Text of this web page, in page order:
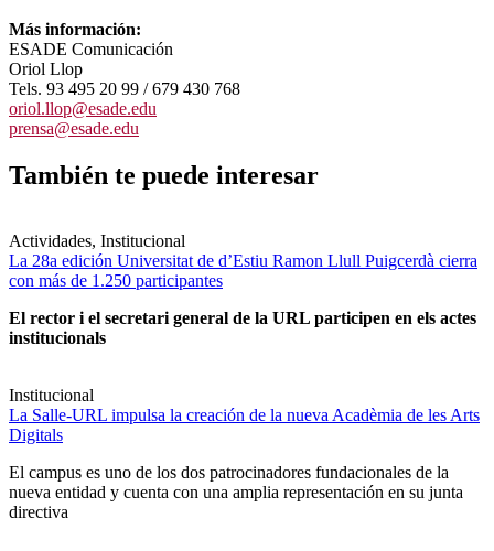
Más información:
ESADE Comunicación
Oriol Llop
Tels. 93 495 20 99 / 679 430 768
oriol.llop@esade.edu
prensa@esade.edu
También te puede interesar
Actividades, Institucional
La 28a edición Universitat de d’Estiu Ramon Llull Puigcerdà cierra
con más de 1.250 participantes
El rector i el secretari general de la URL participen en els actes
institucionals
Institucional
La Salle-URL impulsa la creación de la nueva Acadèmia de les Arts
Digitals
El campus es uno de los dos patrocinadores fundacionales de la
nueva entidad y cuenta con una amplia representación en su junta
directiva